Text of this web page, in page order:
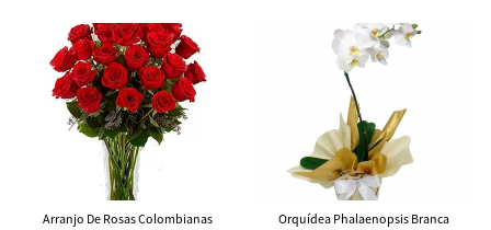
Arranjo De Rosas Colombianas
Orquídea Phalaenopsis Branca